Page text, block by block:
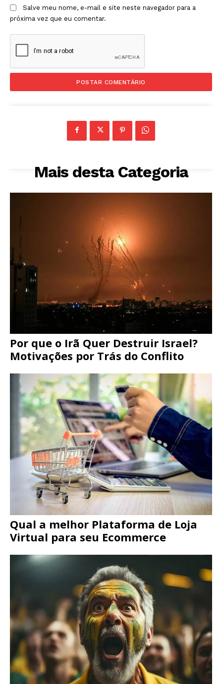
Salve meu nome, e-mail e site neste navegador para a
próxima vez que eu comentar.
Mais desta Categoria
Por que o Irã Quer Destruir Israel?
Motivações por Trás do Conflito
Qual a melhor Plataforma de Loja
Virtual para seu Ecommerce